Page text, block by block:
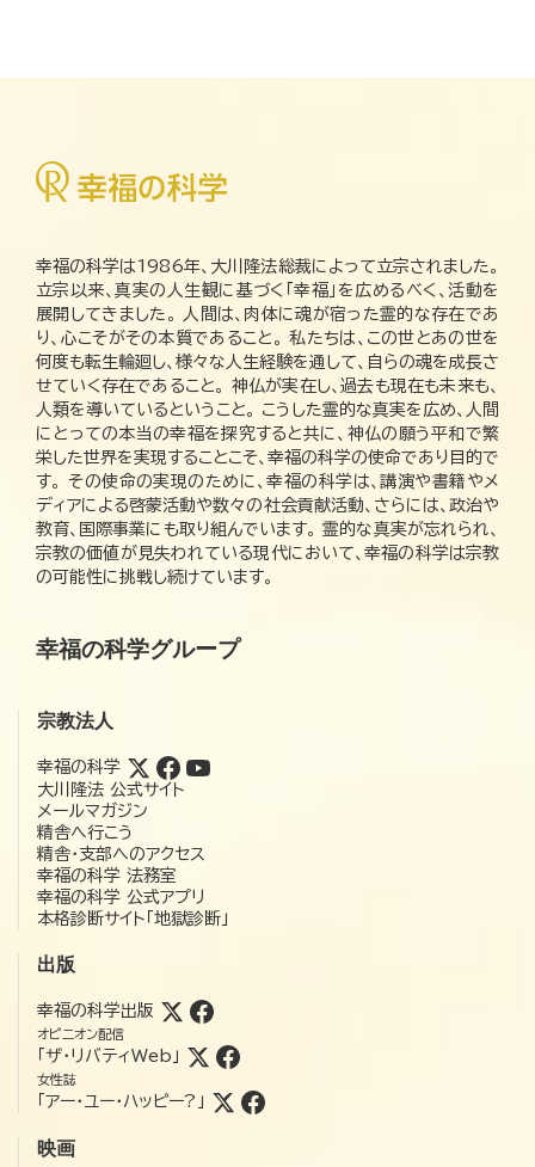
幸福の科学は1986年、大川隆法総裁によって立宗されました。
立宗以来、真実の人生観に基づく「幸福」を広めるべく、活動を
展開してきました。 人間は、肉体に魂が宿った霊的な存在であ
り、心こそがその本質であること。 私たちは、この世とあの世を
何度も転生輪廻し、様々な人生経験を通して、自らの魂を成長さ
せていく存在であること。 神仏が実在し、過去も現在も未来も、
人類を導いているということ。 こうした霊的な真実を広め、人間
にとっての本当の幸福を探究すると共に、神仏の願う平和で繁
栄した世界を実現することこそ、幸福の科学の使命であり目的で
す。 その使命の実現のために、幸福の科学は、講演や書籍やメ
ディアによる啓蒙活動や数々の社会貢献活動、さらには、政治や
教育、国際事業にも取り組んでいます。 霊的な真実が忘れられ、
宗教の価値が見失われている現代において、幸福の科学は宗教
の可能性に挑戦し続けています。
幸福の科学グループ
宗教法人
幸福の科学
大川隆法 公式サイト
メールマガジン
精舎へ行こう
精舎・支部へのアクセス
幸福の科学 法務室
幸福の科学 公式アプリ
本格診断サイト「地獄診断」
出版
幸福の科学出版
オピニオン配信
「ザ・リバティWeb」
女性誌
「アー・ユー・ハッピー?」
映画